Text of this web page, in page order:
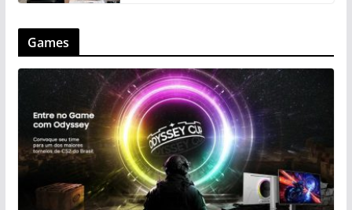
Games